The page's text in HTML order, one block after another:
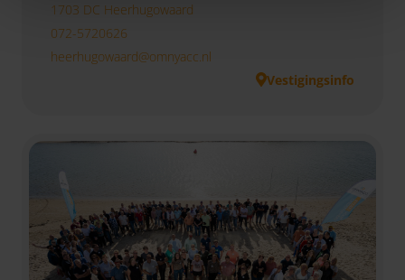
1703 DC Heerhugowaard
072-5720626
heerhugowaard@omnyacc.nl
Vestigingsinfo